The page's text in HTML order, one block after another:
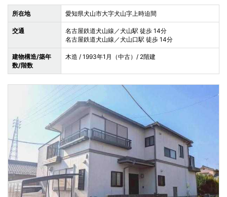
所在地 愛知県犬山市大字犬山字上時迫間
交通
名古屋鉄道犬山線／犬山駅 徒歩 14分
名古屋鉄道犬山線／犬山口駅 徒歩 14分
建物構造/築年
数/階数
木造 / 1993年1月（中古）/ 2階建